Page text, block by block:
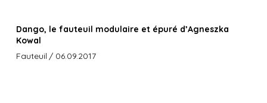
Dango, le fauteuil modulaire et épuré d’Agneszka
Kowal
Fauteuil / 06.09.2017